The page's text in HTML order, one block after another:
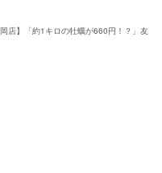
店】「約1キロの牡蠣が660円！？」友